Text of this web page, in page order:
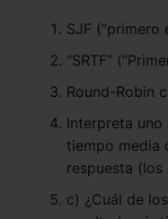
SJF (“primero
“SRTF”
Round-Robin
Interpreta
tiempo media
respuesta (los
c) ¿Cuál de